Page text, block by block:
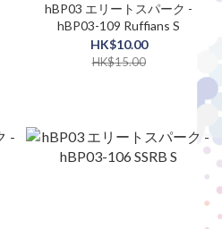
hBP03 エリートスパーク -
hBP03-109 Ruffians S
HK$10.00
HK$15.00